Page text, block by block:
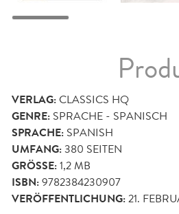
VERLAG:CLASSICS HQ
GENRE: SPRACHE - SPANISCH
SPRACHE: SPANISH
UMFANG:380 SEITEN
GRÖSSE: 1,2 MB
ISBN:9782384230907
VERÖFFENTLICHUNG:21.